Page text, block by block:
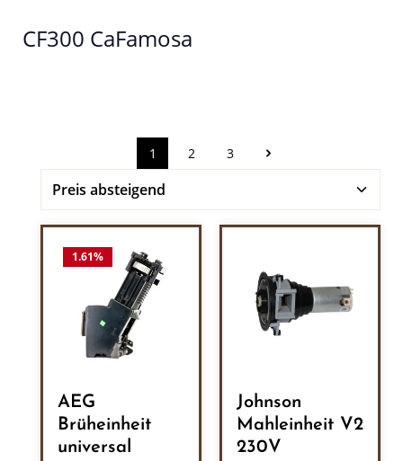
CF300 CaFamosa
Seite
1 Seite
2 Seite
3
1.61%
AEG
Brüheinheit
universal
Johnson
Mahleinheit V2
230V